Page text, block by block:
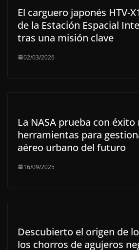
El carguero japonés HTV-
de la Estación Espacial
tras una misión clave
02/03/2026
La NASA prueba con éxito
herramientas para
aéreo urbano del futuro
16/09/2025
Descubierto el origen de
los chorros de agujeros